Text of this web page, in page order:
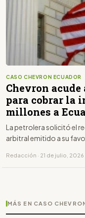
CASO CHEVRON ECUADOR
Chevron
para cobrar la
millones a
La petrolera solicitó el
arbitral emitido a su
Redacción · 21 de julio, 2026
MÁS EN CASO